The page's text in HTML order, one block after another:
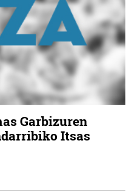
Garbizuren
Itsas